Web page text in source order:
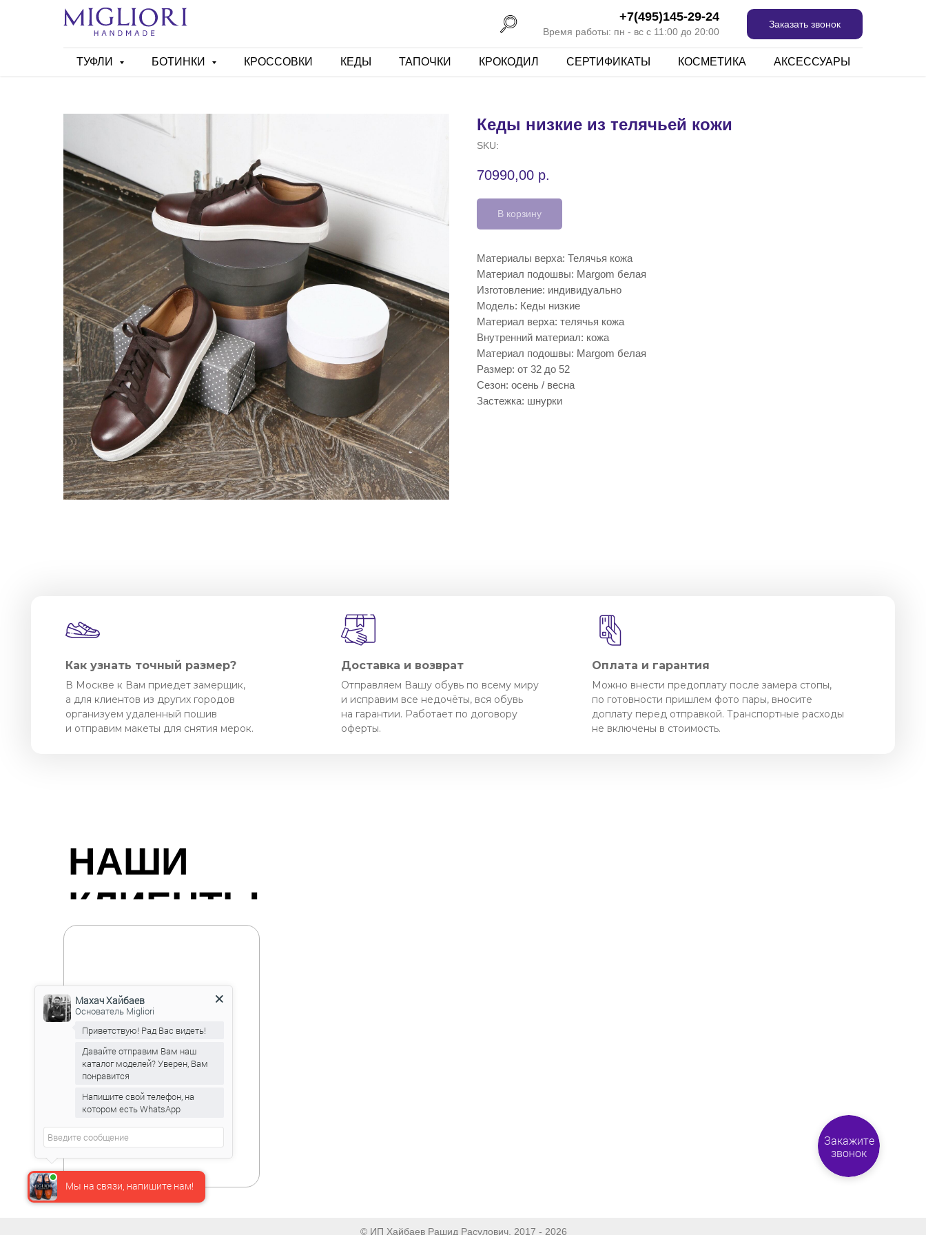
+7(495)145-29-24
Время работы: пн - вс с 11:00 до 20:00
Заказать звонок
ТУФЛИ БОТИНКИ КРОССОВКИ КЕДЫ ТАПОЧКИ КРОКОДИЛ СЕРТИФИКАТЫ КОСМЕТИКА АКСЕССУАРЫ
Кеды низкие из телячьей кожи
SKU:
70990,00 р.
В корзину
Материалы верха: Телячья кожа
Материал подошвы: Margom белая
Изготовление: индивидуально
Модель: Кеды низкие
Материал верха: телячья кожа
Внутренний материал: кожа
Материал подошвы: Margom белая
Размер: от 32 до 52
Сезон: осень / весна
Застежка: шнурки
Доставка и возврат
В Москве к Вам приедет замерщик,
а для клиентов из других городов
организуем удаленный пошив
и отправим макеты для снятия мерок.
Как узнать точный размер?
Отправляем Вашу обувь по всему миру
и исправим все недочёты, вся обувь
на гарантии. Работает по договору
оферты.
Оплата и гарантия
Можно внести предоплату после замера стопы,
по готовности пришлем фото пары, вносите
доплату перед отправкой. Транспортные расходы
не включены в стоимость.
НАШИ
КЛИЕНТЫ
© ИП Хайбаев Рашид Расулович, 2017 - 2026
Закажите
звонок
Мы на связи, напишите нам!
Махач Хайбаев
Основатель Migliori
Приветствую! Рад Вас видеть!
Давайте отправим Вам наш
каталог моделей? Уверен, Вам
понравится
Напишите свой телефон, на
котором есть WhatsApp